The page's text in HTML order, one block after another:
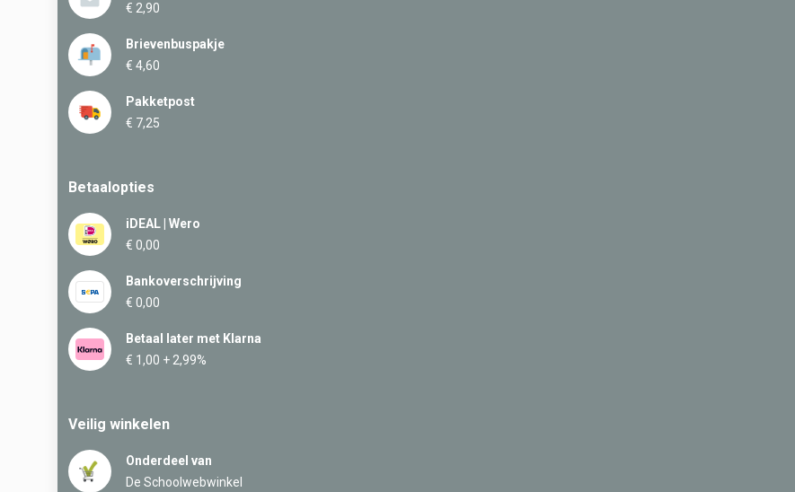
€ 2,90
Brievenbuspakje
€ 4,60
Pakketpost
€ 7,25
Betaalopties
iDEAL | Wero
€ 0,00
Bankoverschrijving
€ 0,00
Betaal later met Klarna
€ 1,00 + 2,99%
Veilig winkelen
Onderdeel van
De Schoolwebwinkel